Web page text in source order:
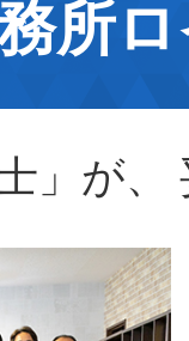
所
」が